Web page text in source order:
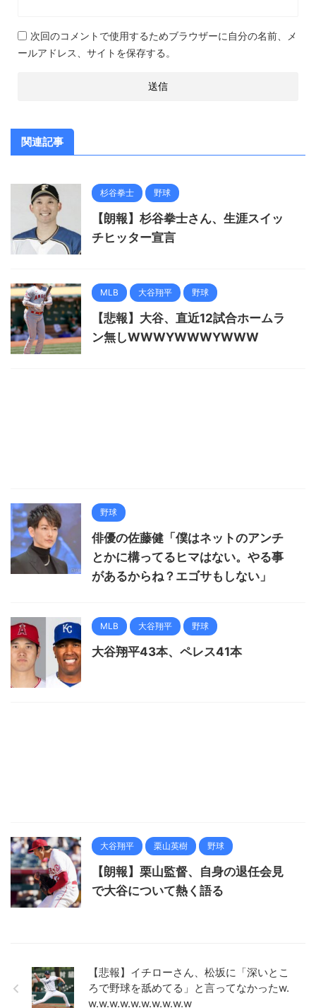
次回のコメントで使用するためブラウザーに自分の名前、メ
ールアドレス、サイトを保存する。
関連記事
杉谷拳士 野球
【朗報】杉谷拳士さん、生涯スイッ
チヒッター宣言
MLB 大谷翔平 野球
【悲報】大谷、直近12試合ホームラ
ン無しWWWYWWWYWWW
野球
俳優の佐藤健「僕はネットのアンチ
とかに構ってるヒマはない。やる事
があるからね？エゴサもしない」
MLB 大谷翔平 野球
大谷翔平43本、ペレス41本
大谷翔平 栗山英樹 野球
【朗報】栗山監督、自身の退任会見
で大谷について熱く語る
【悲報】イチローさん、松坂に「深いとこ
ろで野球を舐めてる」と言ってなかったw.
w.w.w.w.w.w.w.w.w.w